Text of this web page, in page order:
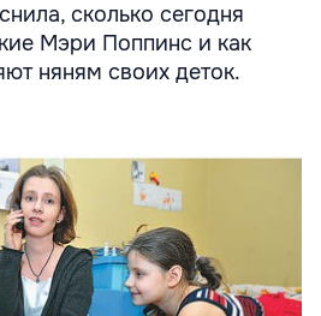
сколько сегодня
Мэри Поппинс и как
няням своих деток.